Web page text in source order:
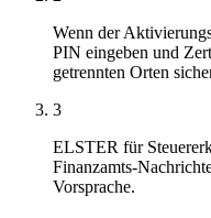
Wenn der
PIN eingeben und
getrennten Orten
3
ELSTER für
Finanzamts-
Vorsprache.